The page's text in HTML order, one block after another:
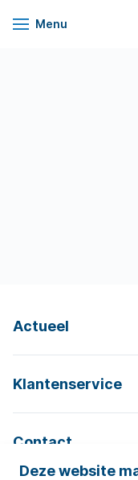
Naar
Deze website
Menu
Actueel
Klantenservice
Contact